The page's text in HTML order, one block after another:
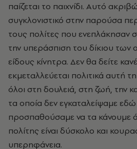
παίζεται το παιχνίδι. Αυτό
συγκλονιστικό στην παρούσα
τους πολίτες που ενεπλάκησαν
την υπεράσπιση του δίκιου των
είδους κίνητρα. Δεν θα δείτε
εκμεταλλεύεται πολιτικά αυτή
όλοι στη δουλειά, στη ζωή, την
τα οποία δεν εγκαταλείψαμε
προσπαθούσαμε να τα κάνουμε
πολίτης είναι δύσκολο και
υπερηφάνεια.